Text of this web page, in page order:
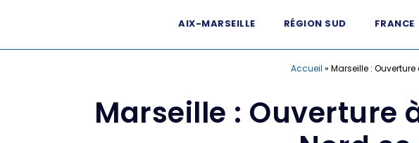
AIX-MARSEILLE RÉGION SUD FRANCE
Accueil » Marseille :
Marseille : Ouverture